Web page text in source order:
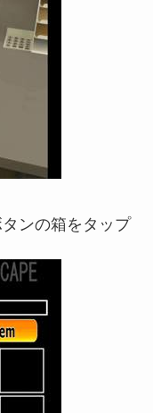
ンの箱をタップ